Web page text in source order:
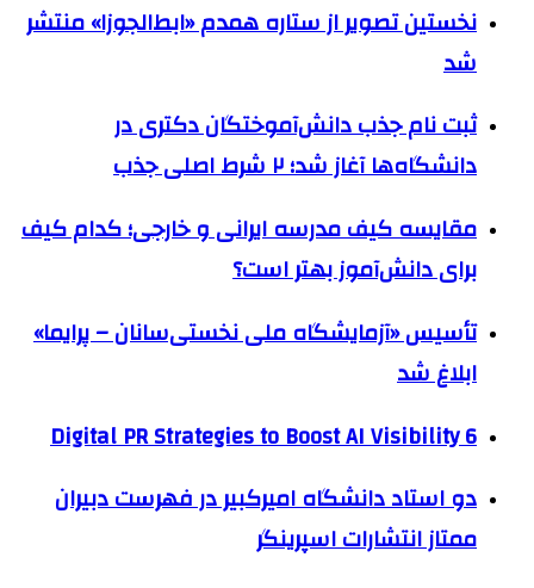
نخستین تصویر از ستاره همدم «ابط‌الجوزا» منتشر
شد
ثبت نام جذب دانش‌آموختگان دکتری در
دانشگاه‌ها آغاز شد؛ ۲ شرط اصلی جذب
مقایسه کیف مدرسه ایرانی و خارجی؛ کدام کیف
برای دانش‌آموز بهتر است؟
تأسیس «آزمایشگاه ملی نخستی‌سانان – پرایما»
ابلاغ شد
6 Digital PR Strategies to Boost AI Visibility
دو استاد دانشگاه امیرکبیر در فهرست دبیران
ممتاز انتشارات اسپرینگر